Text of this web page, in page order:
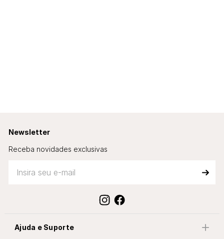
Newsletter
Receba novidades exclusivas
Ajuda e Suporte